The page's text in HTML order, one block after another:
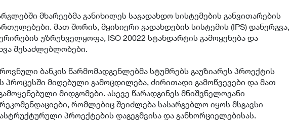
მხარეებმა განიხილეს საგადახდო სისტემების განვითარების
მათ შორის, მყისიერი გადახდების სისტემის (IPS) დანერგვა,
უზრუნველყოფა, ISO 20022 სტანდარტის გამოყენება და
შესაძლებლობები.
ბანკის წარმომადგენლებმა სტუმრებს გაუზიარეს პროექტის
პროცესში მიღებული გამოცდილება, ძირითადი გამოწვევები და მათ
მიდგომები. ასევე წარადგინეს მნიშვნელოვანი
რომლებიც შეიძლება სასარგებლო იყოს მსგავსი
პროექტების დაგეგმვისა და განხორციელებისას.